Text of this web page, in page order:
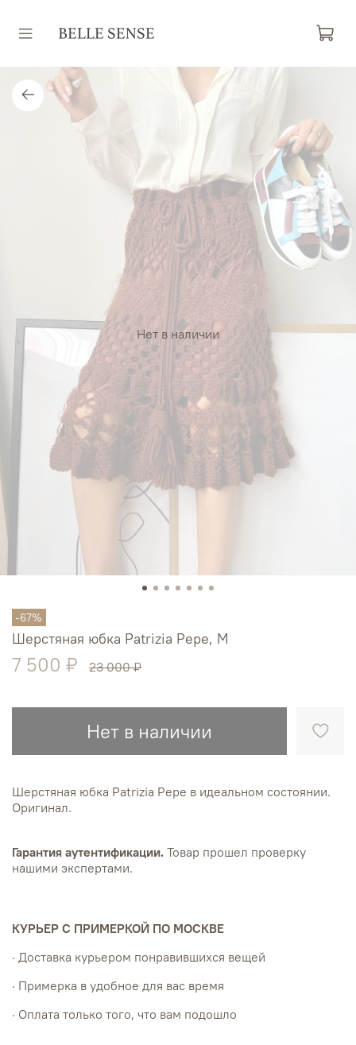
Нет в наличии
-67%
Шерстяная юбка Patrizia Pepe, M
7 500 ₽ 23 000 ₽
Нет в наличии
Шерстяная юбка Patrizia Pepe в идеальном состоянии.
Оригинал.
Гарантия аутентификации. Товар прошел проверку
нашими экспертами.
КУРЬЕР С ПРИМЕРКОЙ ПО МОСКВЕ
· Доставка курьером понравившихся вещей
· Примерка в удобное для вас время
· Оплата только того, что вам подошло